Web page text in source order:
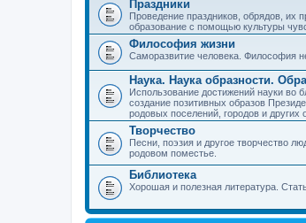
Праздники
Проведение праздников, обрядов, их
образование с помощью культуры
Философия жизни
Саморазвитие человека. Философия
Наука. Наука образности.
Использование достижений науки во
создание позитивных образов
родовых поселений, городов и других
Творчество
Песни, поэзия и другое творчество
родовом поместье.
Библиотека
Хорошая и полезная литература.